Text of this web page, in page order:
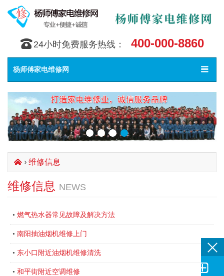
󰇯 24小时免费服务热线： 400-000-8860
Toggle
󰀥
杨师傅家电维修网
󰄫 › 维修信息
维修信息 NEWS
• 燃气热水器常见故障及解决方法
• 南阳抽油烟机维修上门
• 东小口附近油烟机维修清洗
• 和平街附近空调维修 